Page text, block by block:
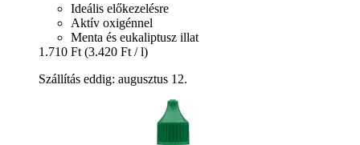
Ideális előkezelésre
Aktív oxigénnel
Menta és eukaliptusz illat
1.710 Ft (3.420 Ft / l)
Szállítás eddig: augusztus 12.